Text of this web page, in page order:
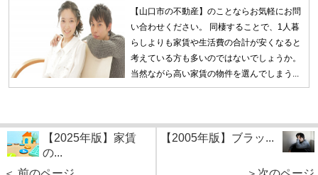
【山口市の不動産】のことならお気軽にお問
い合わせください。 同棲することで、1人暮
らしよりも家賃や生活費の合計が安くなると
考えている方も多いのではないでしょうか。
当然ながら高い家賃の物件を選んでしまう...
【2025年版】家賃
の...
【2005年版】ブラッ...